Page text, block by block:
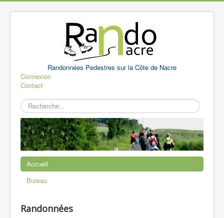
Randonnées Pedestres sur la Côte de Nacre
Connexion
Contact
Rechercher
Accueil
Bureau
Randonnées